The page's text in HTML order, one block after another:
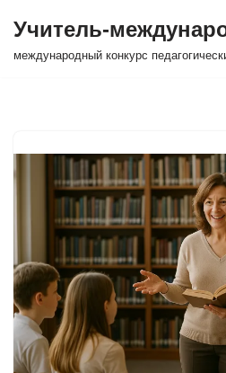
Учитель-
международный конкурс